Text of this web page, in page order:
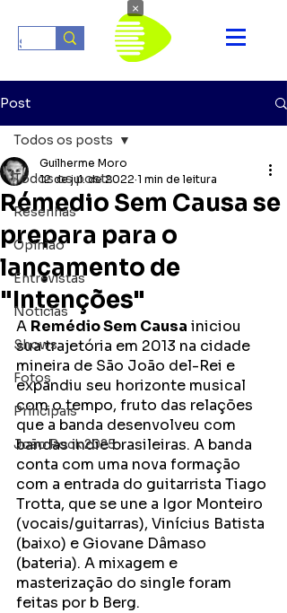
Post
Todos os posts
Resenhas
Opinião
Entrevistas
Notícias
Shows
Fotos
Principais
João Rock 2025
Todos os posts
Rémedio Sem Causa se
prepara para o
lançamento de
"Intenções"
Guilherme Moro
12 de jul. de 2022 1 min de leitura
A Remédio Sem Causa iniciou
sua trajetória em 2013 na cidade
mineira de São João del-Rei e
expandiu seu horizonte musical
com o tempo, fruto das relações
que a banda desenvolveu com
bandas indie brasileiras. A banda
conta com uma nova formação
com a entrada do guitarrista Tiago
Trotta, que se une a Igor Monteiro
(vocais/guitarras), Vinícius Batista
(baixo) e Giovane Dâmaso
(bateria). A mixagem e
masterização do single foram
feitas por b Berg.
×